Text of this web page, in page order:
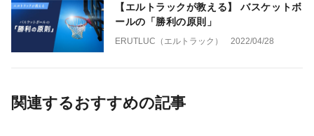
【エルトラックが教える】 バスケットボ
ールの「勝利の原則」
ERUTLUC（エルトラック） 2022/04/28
関連するおすすめの記事